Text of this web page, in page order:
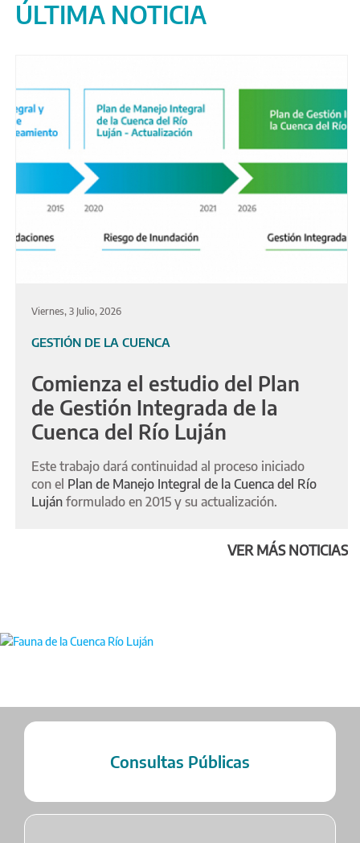
ÚLTIMA NOTICIA
Viernes, 3 Julio, 2026
GESTIÓN DE LA CUENCA
Comienza el estudio del Plan
de Gestión Integrada de la
Cuenca del Río Luján
Este trabajo dará continuidad al proceso iniciado
con el Plan de Manejo Integral de la Cuenca del Río
Luján formulado en 2015 y su actualización.
VER MÁS NOTICIAS
Consultas Públicas